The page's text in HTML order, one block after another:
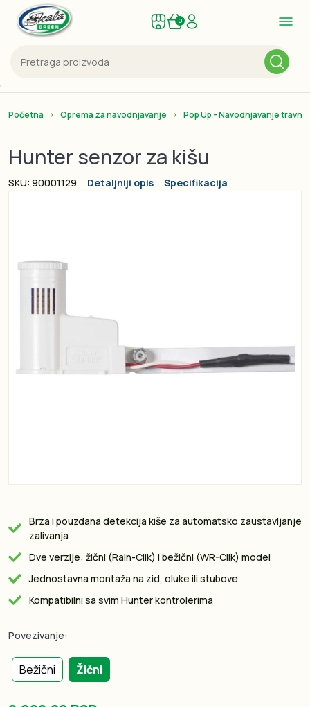
0
Početna Oprema za navodnjavanje Pop Up - Navodnjavanje
Hunter senzor za kišu
SKU: 90001129 Detaljniji opis Specifikacija
Brza i pouzdana detekcija kiše za automatsko zaustavljanje
zalivanja
Dve verzije: žični (Rain-Clik) i bežični (WR-Clik) model
Jednostavna montaža na zid, oluke ili stubove
Kompatibilni sa svim Hunter kontrolerima
Povezivanje:
Bežični Žični